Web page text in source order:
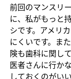
前回のマンスリ
に、私がもっと
シです。アメリ
にくいです。ま
険も歯科に関し
医者さんに行か
しておくのがい